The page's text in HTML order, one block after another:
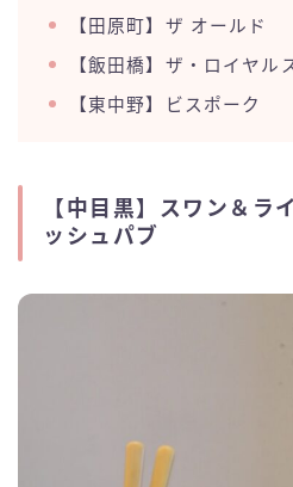
【田原町】ザ オールド
【飯田橋】ザ・ロイヤル
【東中野】ビスポーク
【中目黒】スワン＆ラ
ッシュパブ